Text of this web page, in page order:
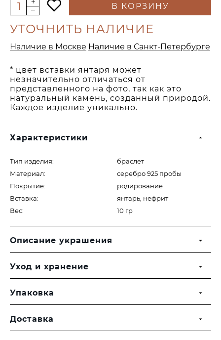
В КОРЗИНУ
* цвет вставки янтаря может
незначительно отличаться от
представленного на фото, так как это
натуральный камень, созданный природой.
Каждое изделие уникально.
Характеристики
Тип изделия:
браслет
Материал:
серебро 925 пробы
Покрытие:
родирование
Вставка:
янтарь, нефрит
Вес:
10 гр
Описание украшения
Уход и хранение
Упаковка
Доставка
УТОЧНИТЬ НАЛИЧИЕ
Наличие в Москве Наличие в Санкт-Петербурге